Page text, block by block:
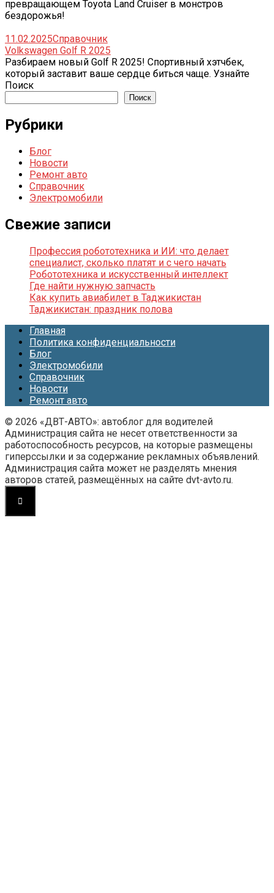
превращающем Toyota Land Cruiser в монстров
бездорожья!
11.02.2025Справочник
Volkswagen Golf R 2025
Разбираем новый Golf R 2025! Спортивный хэтчбек,
который заставит ваше сердце биться чаще. Узнайте
Поиск
Поиск
Рубрики
Блог
Новости
Ремонт авто
Справочник
Электромобили
Свежие записи
Профессия робототехника и ИИ: что делает
специалист, сколько платят и с чего начать
Робототехника и искусственный интеллект
Где найти нужную запчасть
Как купить авиабилет в Таджикистан
Таджикистан: праздник полова
Главная
Политика конфиденциальности
Блог
Электромобили
Справочник
Новости
Ремонт авто
© 2026 «ДВТ-АВТО»: автоблог для водителей
Администрация сайта не несет ответственности за
работоспособность ресурсов, на которые размещены
гиперссылки и за содержание рекламных объявлений.
Администрация сайта может не разделять мнения
авторов статей, размещённых на сайте dvt-avto.ru.